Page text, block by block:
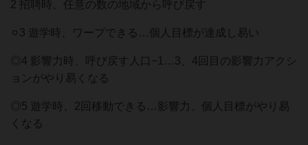
2 招聘時、任意の数の地域から呼び戻す
⚪︎3 遊学時、ワープできる…個人目標が達成し易い
◎4 影響力時、呼び戻す人口−1…3、4回目の影響力アクシ
ョンがやり易くなる
◎5 遊学時、2回移動できる…影響力、個人目標がやり易
くなる